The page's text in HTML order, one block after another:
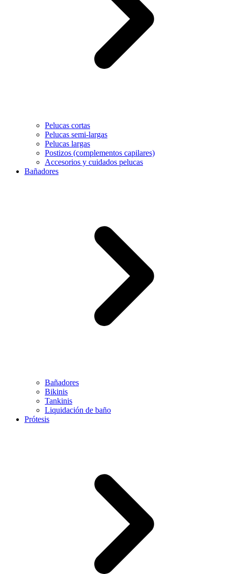
Pelucas cortas
Pelucas semi-largas
Pelucas largas
Postizos (complementos capilares)
Accesorios y cuidados pelucas
Bañadores
Bañadores
Bikinis
Tankinis
Liquidación de baño
Prótesis